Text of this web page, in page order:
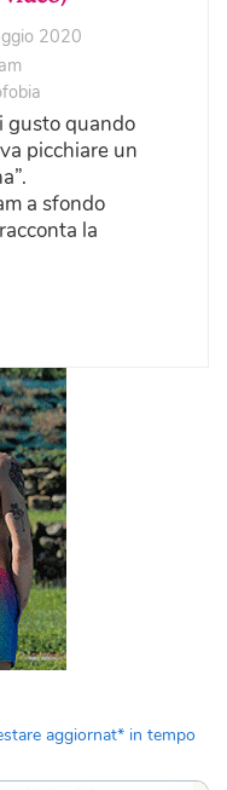
2020
gusto quando
picchiare un
a sfondo
la
aggiornat* in tempo